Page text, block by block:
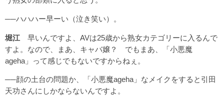
──ハハハー早ーい（泣き笑い）。
堀江 早いんですよ、AVは25歳から熟女カテゴリーに入るんで
すよ。なので、まあ、キャバ嬢？ でもまあ、「小悪魔
ageha」って感じでもないですからねぇ。
──顔の土台の問題か、「小悪魔ageha」なメイクをすると引田
天功さんにしかならないんですよ。